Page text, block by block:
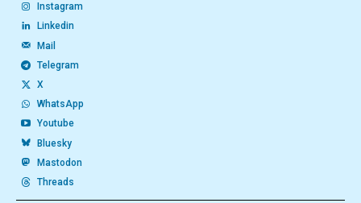
Instagram
Linkedin
Mail
Telegram
X
WhatsApp
Youtube
Bluesky
Mastodon
Threads